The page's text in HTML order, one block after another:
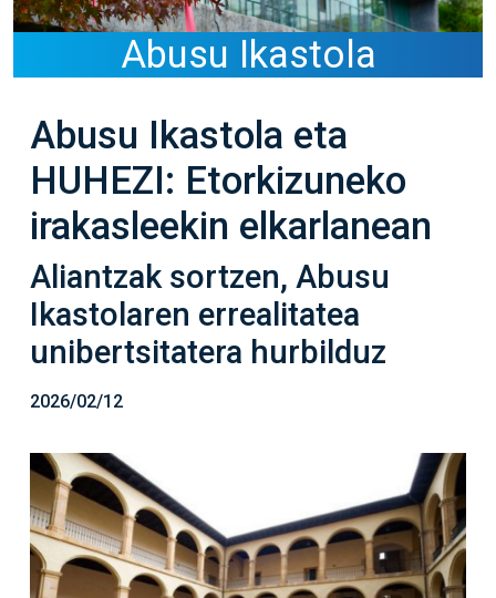
Abusu Ikastola
Abusu Ikastola eta
HUHEZI: Etorkizuneko
irakasleekin elkarlanean
Aliantzak sortzen, Abusu
Ikastolaren errealitatea
unibertsitatera hurbilduz
2026/02/12
Irudia